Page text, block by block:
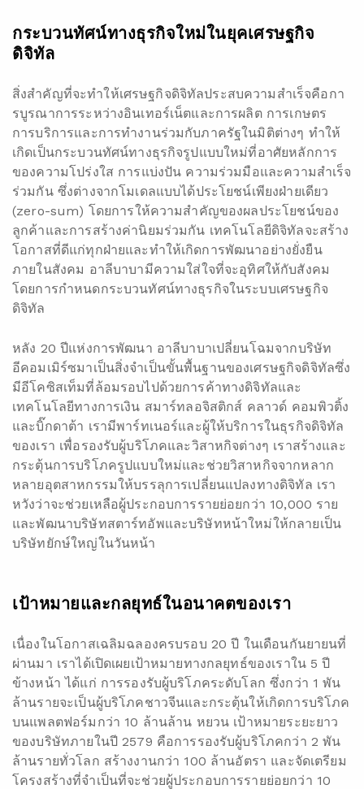
กระบวนทัศน์ทางธุรกิจใหม่ในยุคเศรษฐกิจ
ดิจิทัล
สิ่งสำคัญที่จะทำให้เศรษฐกิจดิจิทัลประสบความสำเร็จคือกา
รบูรณาการระหว่างอินเทอร์เน็ตและการผลิต การเกษตร
การบริการและการทำงานร่วมกับภาครัฐในมิติต่างๆ ทำให้
เกิดเป็นกระบวนทัศน์ทางธุรกิจรูปแบบใหม่ที่อาศัยหลักการ
ของความโปร่งใส การแบ่งปัน ความร่วมมือและความสำเร็จ
ร่วมกัน ซึ่งต่างจากโมเดลแบบได้ประโยชน์เพียงฝ่ายเดียว
(zero-sum) โดยการให้ความสำคัญของผลประโยชน์ของ
ลูกค้าและการสร้างค่านิยมร่วมกัน เทคโนโลยีดิจิทัลจะสร้าง
โอกาสที่ดีแก่ทุกฝ่ายและทำให้เกิดการพัฒนาอย่างยั่งยืน
ภายในสังคม อาลีบาบามีความใส่ใจที่จะอุทิศให้กับสังคม
โดยการกำหนดกระบวนทัศน์ทางธุรกิจในระบบเศรษฐกิจ
ดิจิทัล
หลัง 20 ปีแห่งการพัฒนา อาลีบาบาเปลี่ยนโฉมจากบริษัท
อีคอมเมิร์ซมาเป็นสิ่งจำเป็นขั้นพื้นฐานของเศรษฐกิจดิจิทัลซึ่ง
มีอีโคซิสเท็มที่ล้อมรอบไปด้วยการค้าทางดิจิทัลและ
เทคโนโลยีทางการเงิน สมาร์ทลอจิสติกส์ คลาวด์ คอมพิวติ้ง
และบิ๊กดาต้า เรามีพาร์ทเนอร์และผู้ให้บริการในธุรกิจดิจิทัล
ของเรา เพื่อรองรับผู้บริโภคและวิสาหกิจต่างๆ เราสร้างและ
กระตุ้นการบริโภครูปแบบใหม่และช่วยวิสาหกิจจากหลาก
หลายอุตสาหกรรมให้บรรลุการเปลี่ยนแปลงทางดิจิทัล เรา
หวังว่าจะช่วยเหลือผู้ประกอบการรายย่อยกว่า 10,000 ราย
และพัฒนาบริษัทสตาร์ทอัพและบริษัทหน้าใหม่ให้กลายเป็น
บริษัทยักษ์ใหญ่ในวันหน้า
เป้าหมายและกลยุทธ์ในอนาคตของเรา
เนื่องในโอกาสเฉลิมฉลองครบรอบ 20 ปี ในเดือนกันยายนที่
ผ่านมา เราได้เปิดเผยเป้าหมายทางกลยุทธ์ของเราใน 5 ปี
ข้างหน้า ได้แก่ การรองรับผู้บริโภคระดับโลก ซึ่งกว่า 1 พัน
ล้านรายจะเป็นผู้บริโภคชาวจีนและกระตุ้นให้เกิดการบริโภค
บนแพลตฟอร์มกว่า 10 ล้านล้าน หยวน เป้าหมายระยะยาว
ของบริษัทภายในปี 2579 คือการรองรับผู้บริโภคกว่า 2 พัน
ล้านรายทั่วโลก สร้างงานกว่า 100 ล้านอัตรา และจัดเตรียม
โครงสร้างที่จำเป็นที่จะช่วยผู้ประกอบการรายย่อยกว่า 10